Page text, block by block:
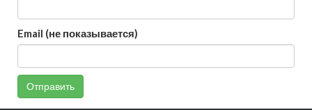
Email (не показывается)
Отправить